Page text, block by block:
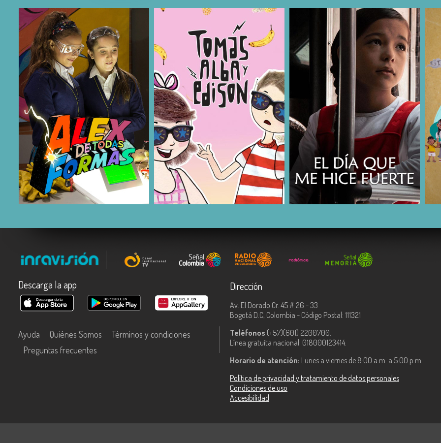
COMPARTIR COMPARTIR COMPARTIR
Descarga la app
Ayuda Quiénes Somos
Términos y condiciones
Preguntas frecuentes
Dirección
Av. El Dorado Cr. 45 # 26 - 33
Bogotá D.C, Colombia - Código Postal: 111321
Teléfonos (+57)(601) 2200700.
Línea gratuita nacional: 018000123414.
Horario de atención: Lunes a viernes de 8:00 a.m. a 5:00 p.m.
Política de privacidad y tratamiento de datos personales
Condiciones de uso
Accesibilidad